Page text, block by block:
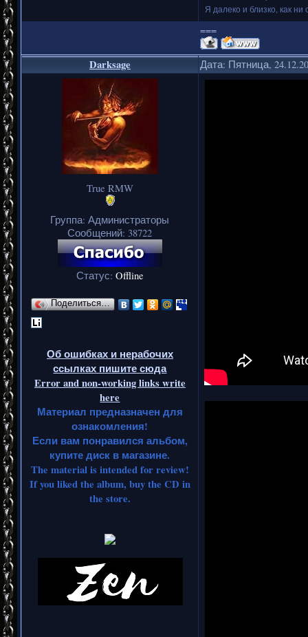
Я далеко и близко, как ни
===
Darksage Дата: Пятница,
True RMW
Группа: Администраторы
Сообщений: 38722
Статус: Offline
Поделиться…
Об ошибках и нерабочих
ссылках пишите сюда
Error and non-working links write
here
Материал предназначен для
ознакомления!
Если вам понравился альбом,
купите диск в магазине.
The material is intended for review!
If you liked the album, buy the CD in
the store.